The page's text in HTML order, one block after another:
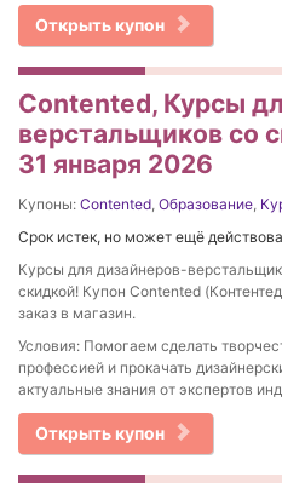
Открыть купон
Contented, Курсы
верстальщиков со
31 января 2026
Купоны: Contented Образование
Срок истек, но может ещё
Курсы для дизайнеров-
скидкой! Купон Contented
заказ в магазин.
Условия: Помогаем сделать
профессией и прокачать
актуальные знания от экспертов
Открыть купон